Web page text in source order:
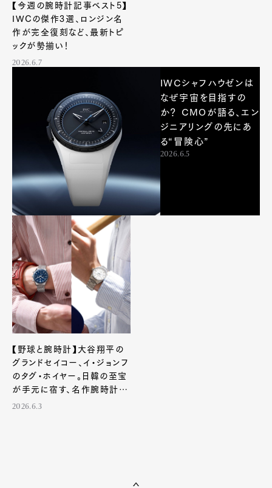
【今週の腕時計記事ベスト5】
IWCの傑作3選、ロンジン名
作が完全復刻など、最新トピ
ックが勢揃い！
2026.6.7
IWCシャフハウゼンは
なぜ宇宙を目指すの
か？ CMOが語る、エン
ジニアリングの先にあ
る“冒険心”
2026.6.5
【野球と腕時計】大谷翔平の
グランドセイコー、イ・ジョンフ
のタグ・ホイヤー。日韓の至宝
が手元に宿す、名作腕時計を
紹介！
2026.6.3